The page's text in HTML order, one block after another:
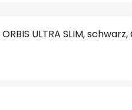
ULTRA SLIM,